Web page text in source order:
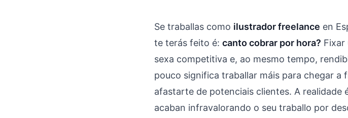
Se traballas como ilustrador freelance en
te terás feito é: canto cobrar por hora? Fixar
sexa competitiva e, ao mesmo tempo,
pouco significa traballar máis para chegar a
afastarte de potenciais clientes. A realidade
acaban infravalorando o seu traballo por